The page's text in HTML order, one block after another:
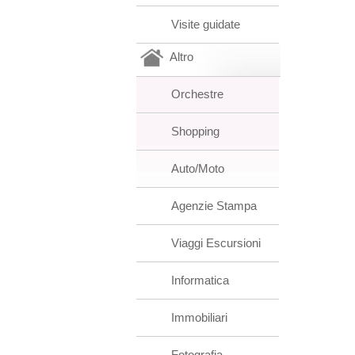
Visite guidate
Altro
Orchestre
Shopping
Auto/Moto
Agenzie Stampa
Viaggi Escursioni
Informatica
Immobiliari